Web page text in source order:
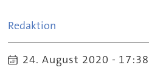
Redaktion
24. August 2020 - 17:38